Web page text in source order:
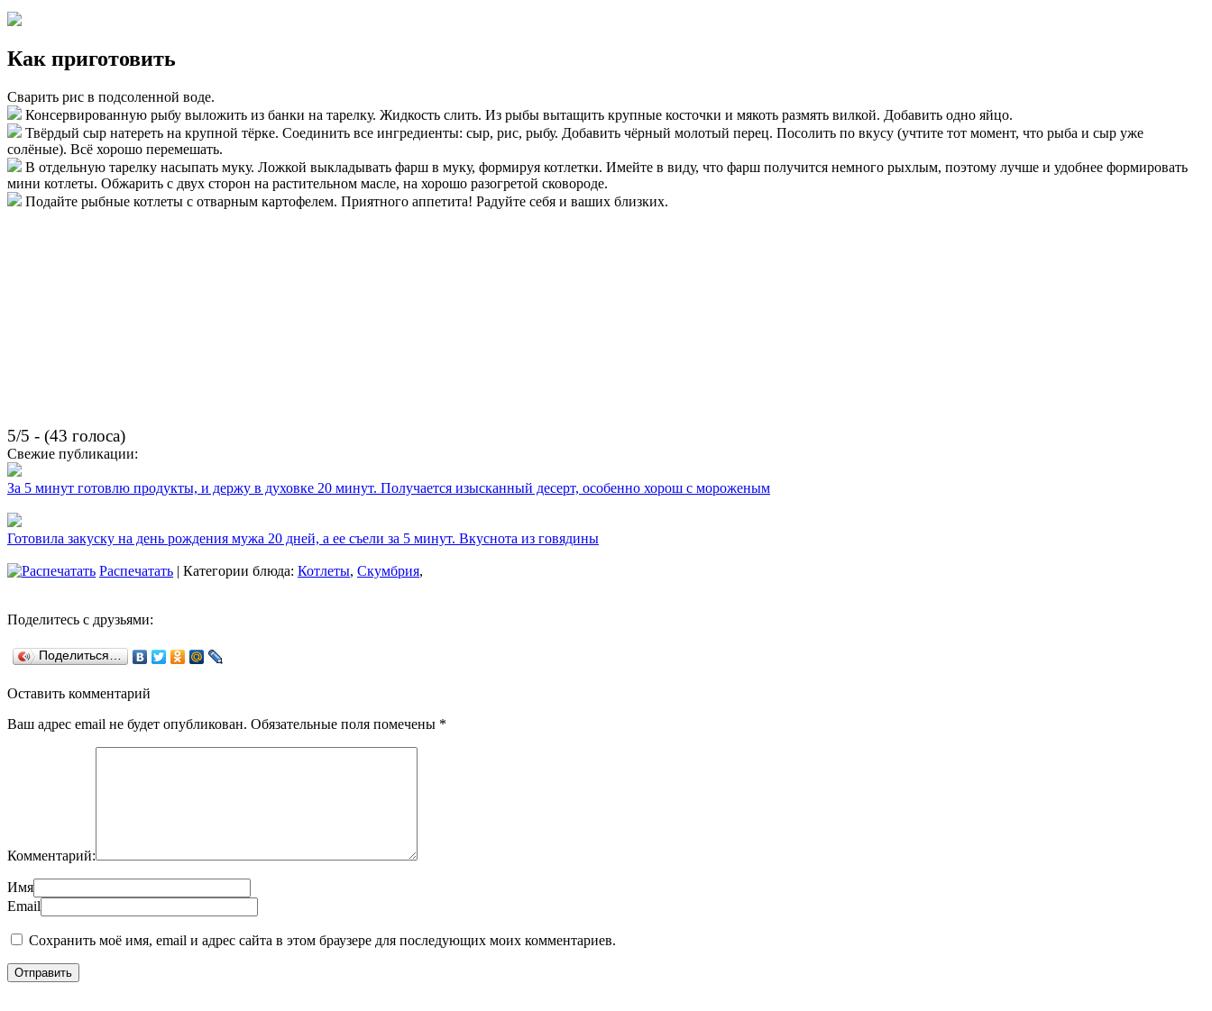
Как приготовить
Сварить рис в подсоленной воде.
Консервированную рыбу выложить из банки на тарелку. Жидкость слить. Из рыбы вытащить крупные косточки и мякоть размять вилкой. Добавить одно яйцо.
Твёрдый сыр натереть на крупной тёрке. Соединить все ингредиенты: сыр, рис, рыбу. Добавить чёрный молотый перец. Посолить по вкусу (учтите тот момент, что рыба и сыр уже
солёные). Всё хорошо перемешать.
В отдельную тарелку насыпать муку. Ложкой выкладывать фарш в муку, формируя котлетки. Имейте в виду, что фарш получится немного рыхлым, поэтому лучше и удобнее формировать
мини котлеты. Обжарить с двух сторон на растительном масле, на хорошо разогретой сковороде.
Подайте рыбные котлеты с отварным картофелем. Приятного аппетита! Радуйте себя и ваших близких.
5/5 - (43 голоса)
Свежие публикации:
За 5 минут готовлю продукты, и держу в духовке 20 минут. Получается изысканный десерт, особенно хорош с мороженым
Готовила закуску на день рождения мужа 20 дней, а ее съели за 5 минут. Вкуснота из говядины
Распечатать | Категории блюда: Котлеты, Скумбрия,
Поделитесь с друзьями:
Поделиться…
Оставить комментарий
Ваш адрес email не будет опубликован. Обязательные поля помечены *
Комментарий:
Имя
Email
Сохранить моё имя, email и адрес сайта в этом браузере для последующих моих комментариев.